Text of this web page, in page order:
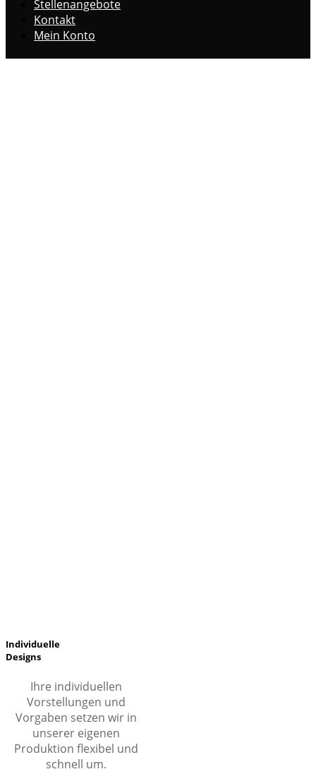
Stellenangebote
Kontakt
Mein Konto
Individuelle
Designs
Ihre individuellen
Vorstellungen und
Vorgaben setzen wir in
unserer eigenen
Produktion flexibel und
schnell um.